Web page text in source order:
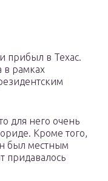
прибыл в Техас.
в рамках
для него очень
Кроме того,
был местным
придавалось